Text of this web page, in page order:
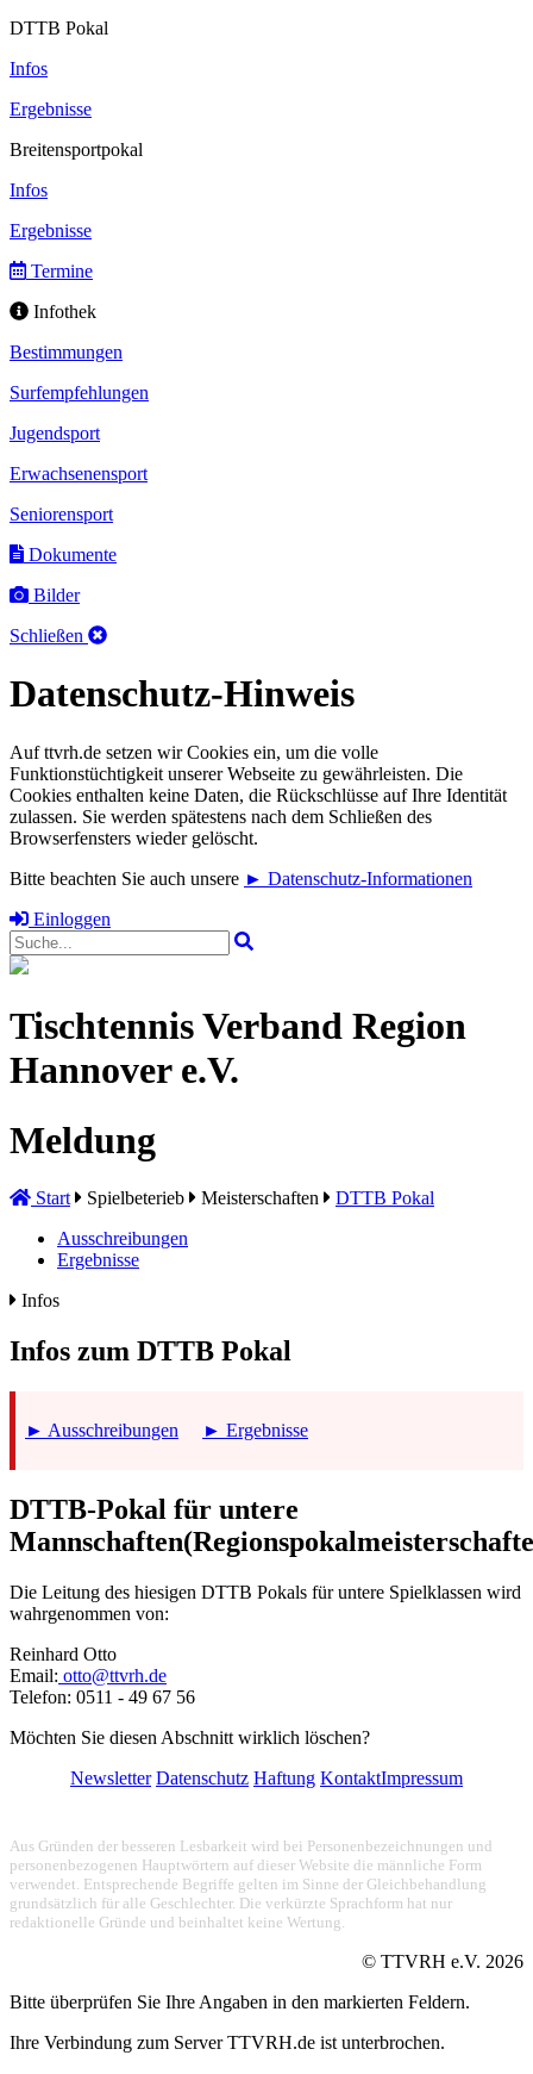
DTTB Pokal
Infos
Ergebnisse
Breitensportpokal
Infos
Ergebnisse
Termine
Infothek
Bestimmungen
Surfempfehlungen
Jugendsport
Erwachsenensport
Seniorensport
Dokumente
Bilder
Schließen
Datenschutz-Hinweis
Auf ttvrh.de setzen wir Cookies ein, um die volle
Funktionstüchtigkeit unserer Webseite zu gewährleisten. Die
Cookies enthalten keine Daten, die Rückschlüsse auf Ihre Identität
zulassen. Sie werden spätestens nach dem Schließen des
Browserfensters wieder gelöscht.
Bitte beachten Sie auch unsere ► Datenschutz-Informationen
Einloggen
Tischtennis Verband Region
Hannover e.V.
Meldung
Start Spielbeterieb Meisterschaften
DTTB Pokal
Ausschreibungen
Ergebnisse
Infos
Infos zum DTTB Pokal
► Ausschreibungen ► Ergebnisse
DTTB-Pokal für untere
Die Leitung des hiesigen DTTB Pokals für untere Spielklassen wird
wahrgenommen von:
Reinhard Otto
Email: otto@ttvrh.de
Telefon: 0511 - 49 67 56
Möchten Sie diesen Abschnitt wirklich löschen?
Newsletter Datenschutz Haftung KontaktImpressum
Aus Gründen der besseren Lesbarkeit wird bei Personenbezeichnungen und
personenbezogenen Hauptwörtern auf dieser Website die männliche Form
verwendet. Entsprechende Begriffe gelten im Sinne der Gleichbehandlung
grundsätzlich für alle Geschlechter. Die verkürzte Sprachform hat nur
redaktionelle Gründe und beinhaltet keine Wertung.
© TTVRH e.V. 2026
Bitte überprüfen Sie Ihre Angaben in den markierten Feldern.
Ihre Verbindung zum Server TTVRH.de ist unterbrochen.